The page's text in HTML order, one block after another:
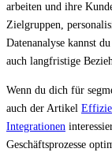
arbeiten und ihre
Zielgruppen,
Datenanalyse kannst
auch langfristige
Wenn du dich für
auch der Artikel
Integrationen
Geschäftsprozesse